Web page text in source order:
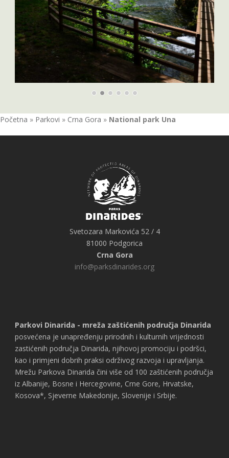
Početna » Parkovi » Crna Gora » National park Una
Svetozara Markovića 52 / 4
81000 Podgorica
Crna Gora
info@parksdinarides.org
Parkovi Dinarida - mreža zaštićenih područja Dinarida
posvećena je unapređenju prirodnih i kulturnih vrijednosti
zastićenih područja Dinarida, njihovoj promociju i podršci,
kao i primjeni dobrih praksi održivog razvoja i upravljanja.
Mrežu Parkova Dinarida čini više od 100 zaštićenih područja
iz Albanije, Bosne i Hercegovine, Crne Gore, Hrvatske,
Kosova*, Sjeverne Makedonije, Slovenije i Srbije.